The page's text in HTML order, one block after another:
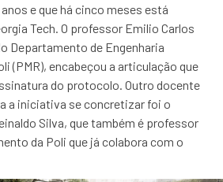
e que há cinco meses está
Tech. O professor Emilio Carlos
Departamento de Engenharia
(PMR), encabeçou a articulação que
do protocolo. Outro docente
a iniciativa se concretizar foi o
Silva, que também é professor
da Poli que já colabora com o